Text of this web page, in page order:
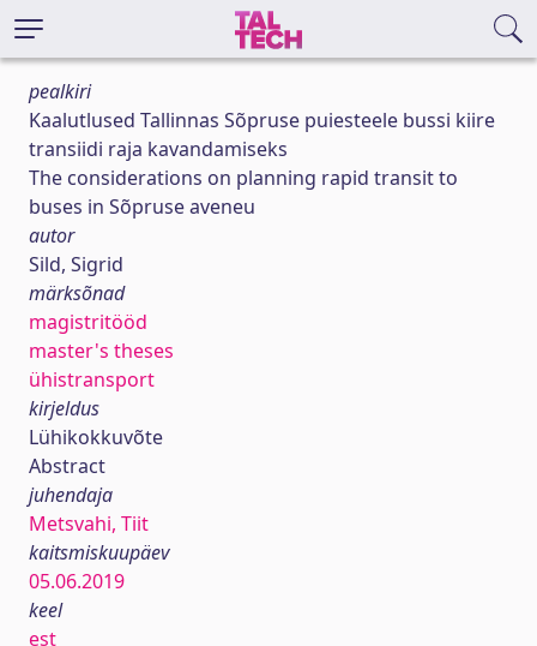
pealkiri
Kaalutlused Tallinnas Sõpruse puiesteele bussi kiire
transiidi raja kavandamiseks
The considerations on planning rapid transit to
buses in Sõpruse aveneu
autor
Sild, Sigrid
märksõnad
magistritööd
master's theses
ühistransport
kirjeldus
Lühikokkuvõte
Abstract
juhendaja
Metsvahi, Tiit
kaitsmiskuupäev
05.06.2019
keel
est